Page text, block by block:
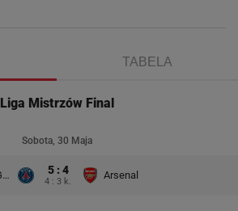
TABELA
Liga Mistrzów Final
Sobota, 30 Maja
Paris Saint-Germain 5 : 4
4 : 3 k.
Arsenal